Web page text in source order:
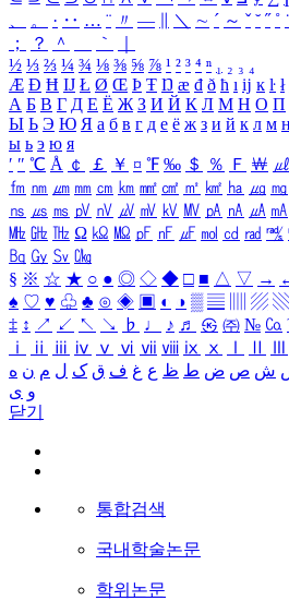
、
。 · ‥ … ¨ 〃 ― ＼ ∼ ´ ～ ˇ ˘ ˝ ˚ ˙
；
？ ＾ ｀
½ ⅓ ⅔ ¼ ¾ ⅛ ⅜ ⅝ ⅞ ¹ ² ³ ⁴ ⁿ ₁ ₂ ₃ ₄
Æ Ð Ħ Ĳ Ł Ø Œ Þ Ŧ Ŋ æ đ ð ħ ı ĳ ĸ ŀ ł
А Б В Г Д Е Ё Ж З И Й К Л М Н О П
Ы Ь Э Ю Я а б в г д е ё ж з и й к л м н
ы ь э ю я
′ ″ ℃ Å ￠ ￡ ￥ ¤ ℉ ‰ ＄ ％ Ｆ ￦ ㎕
㎙ ㎚ ㎛ ㎜ ㎝ ㎞ ㎟ ㎠ ㎡ ㎢ ㏊ ㎍ ㎎
㎱ ㎲ ㎳ ㎴ ㎵ ㎶ ㎷ ㎸ ㎹ ㎀ ㎁ ㎂ ㎃
㎒ ㎓ ㎔ Ω ㏀ ㏁ ㎊ ㎋ ㎌ ㏖ ㏅ ㎭ ㎮
㏃ ㏉ ㏜ ㏆
§ ※ ☆ ★ ○ ● ◎ ◇ ◆ □ ■ △ ▽ →
♠ ♡ ♥ ♧ ♣ ⊙ ◈ ▣ ◐ ◑ ▒ ▤ ▨ ▧
‡ ↕ ↗ ↙ ↖ ↘ ♭ ♩ ♪ ♬ ㉿ ㈜ № ㏇
ⅰ
ⅱ ⅲ ⅳ ⅴ ⅵ ⅶ ⅷ ⅸ ⅹ
ش ص ض ط ظ ع غ ف ق ک ل م ن ه
و ی
닫기
통합검색
국내학술논문
학위논문